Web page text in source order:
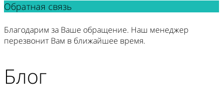
Обратная связь
Благодарим за Ваше обращение. Наш менеджер
перезвонит Вам в ближайшее время.
Блог